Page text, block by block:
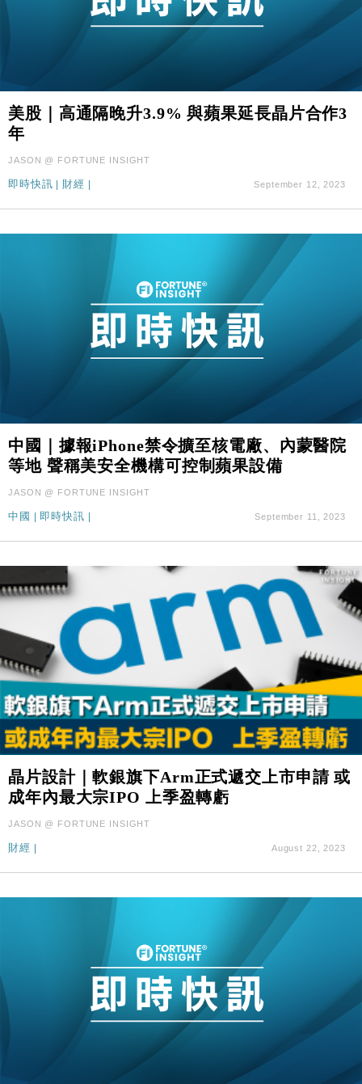
美股｜高通隔晚升3.9% 與蘋果延長晶片合作3
年
JASON @ FORTUNE INSIGHT
即時快訊 財經 September 12, 2023
中國｜據報iPhone禁令擴至核電廠、內蒙醫院
等地 聲稱美安全機構可控制蘋果設備
JASON @ FORTUNE INSIGHT
中國 | 即時快訊 | September 11, 2023
晶片設計｜軟銀旗下Arm正式遞交上市申請 或
成年內最大宗IPO 上季盈轉虧
JASON @ FORTUNE INSIGHT
財經 | August 22, 2023